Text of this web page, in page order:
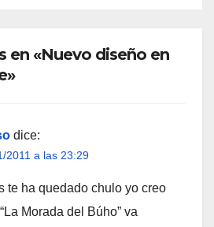
en «Nuevo diseño en
dice:
2011 a las 23:29
te ha quedado chulo yo creo
Morada del Búho” va